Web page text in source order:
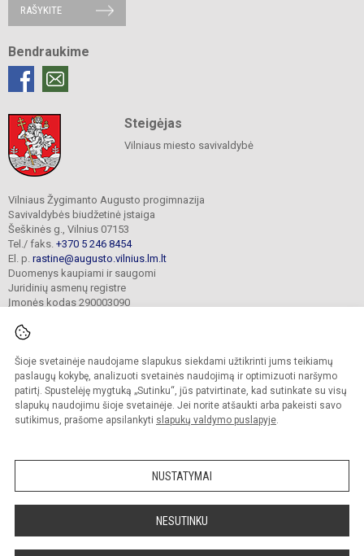
Šioje svetainėje naudojame slapukus siekdami užtikrinti jums teikiamų
paslaugų kokybę, analizuoti svetainės naudojimą ir optimizuoti naršymo
patirtį. Spustelėję mygtuką „Sutinku“, jūs patvirtinate, kad sutinkate su visų
slapukų naudojimu šioje svetainėje. Jei norite atšaukti arba pakeisti savo
sutikimus, prašome apsilankyti slapukų valdymo puslapyje.
NUSTATYMAI
NESUTINKU
RAŠYKITE
Bendraukime
Steigėjas
Vilniaus miesto savivaldybė
Vilniaus Žygimanto Augusto progimnazija
Savivaldybės biudžetinė įstaiga
Šeškinės g., Vilnius 07153
Tel./ faks. +370 5 246 8454
El. p. rastine@augusto.vilnius.lm.lt
Duomenys kaupiami ir saugomi
Juridinių asmenų registre
Įmonės kodas 290003090
© 2021. Vilniaus Žygimanto Augusto progimnazija. Visos teisės saugomos.
Kopijuoti turinį be raštiško mokyklos sutikimo griežtai draudžiama.
Versija neįgaliesiems Slapukų valdymas